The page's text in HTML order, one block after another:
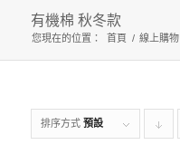
有機棉 秋冬款
您現在的位置： 首頁 / 線上購物
排序方式 預設